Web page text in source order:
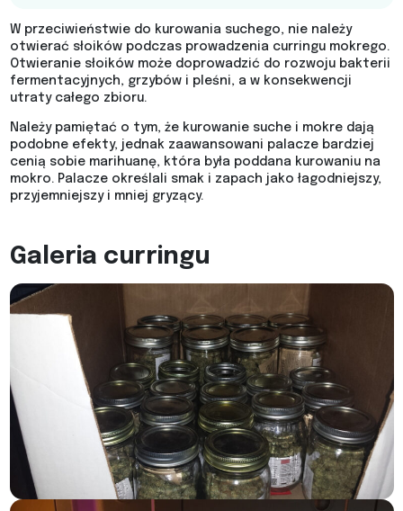
W przeciwieństwie do kurowania suchego, nie należy
otwierać słoików podczas prowadzenia curringu mokrego.
Otwieranie słoików może doprowadzić do rozwoju bakterii
fermentacyjnych, grzybów i pleśni, a w konsekwencji
utraty całego zbioru.
Należy pamiętać o tym, że kurowanie suche i mokre dają
podobne efekty, jednak zaawansowani palacze bardziej
cenią sobie marihuanę, która była poddana kurowaniu na
mokro. Palacze określali smak i zapach jako łagodniejszy,
przyjemniejszy i mniej gryzący.
Galeria curringu